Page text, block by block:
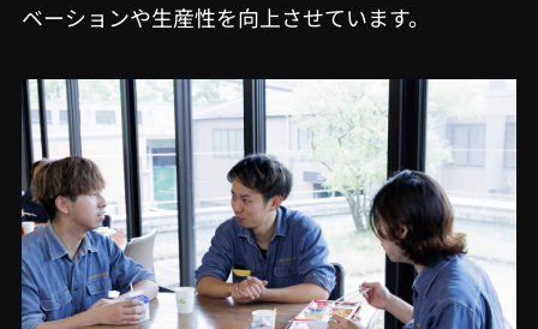
ベーションや生産性を向上させています。